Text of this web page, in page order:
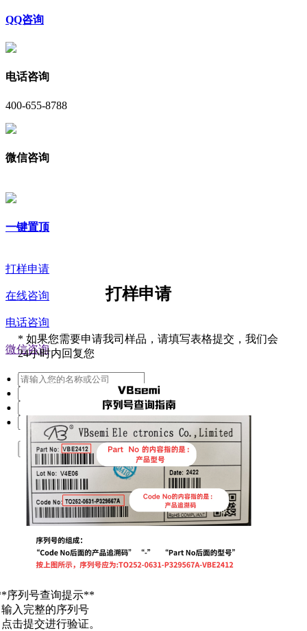
QQ咨询
电话咨询
400-655-8788
微信咨询
一键置顶
打样申请
在线咨询
电话咨询
微信咨询
打样申请
* 如果您需要申请我司样品，请填写表格提交，我们会
24小时内回复您
提交
序列号查询提示**
输入完整的序列号
点击提交进行验证。